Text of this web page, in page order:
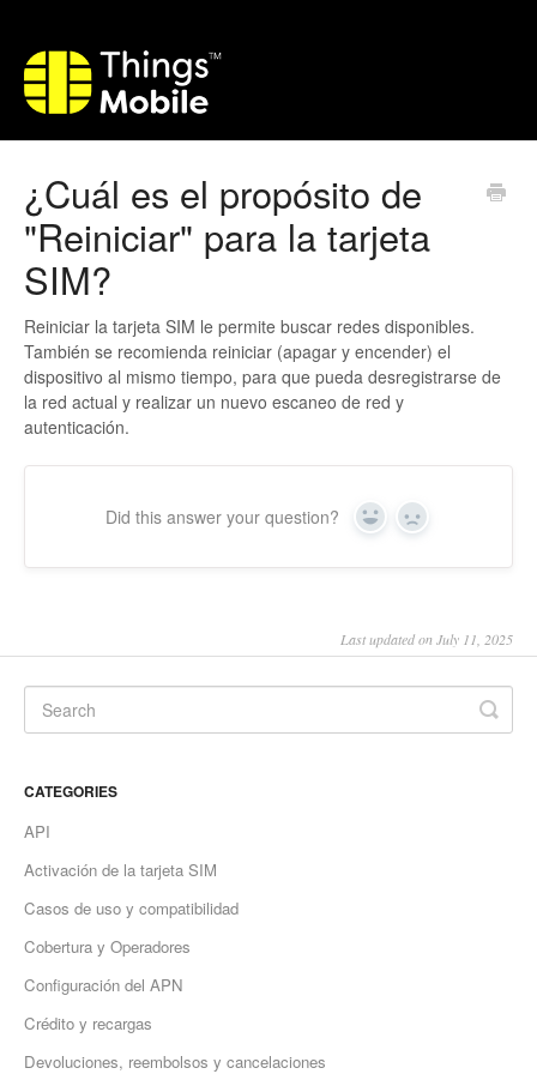
¿Cuál es el propósito de
"Reiniciar" para la tarjeta
SIM?
Reiniciar la tarjeta SIM le permite buscar redes disponibles.
También se recomienda reiniciar (apagar y encender) el
dispositivo al mismo tiempo, para que pueda desregistrarse de
la red actual y realizar un nuevo escaneo de red y
autenticación.
Did this answer your question? Yes No
Last updated on July 11, 2025
CATEGORIES
API
Activación de la tarjeta SIM
Casos de uso y compatibilidad
Cobertura y Operadores
Configuración del APN
Crédito y recargas
Devoluciones, reembolsos y cancelaciones